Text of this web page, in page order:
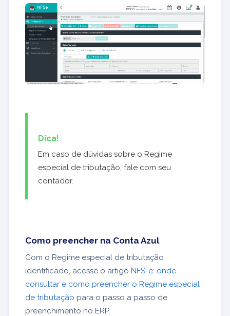
Dica!
Em caso de dúvidas sobre o Regime
especial de tributação, fale com seu
contador.
Como preencher na Conta Azul
Com o Regime especial de tributação
identificado, acesse o artigo NFS-e: onde
consultar e como preencher o Regime especial
de tributação para o passo a passo de
preenchimento no ERP.